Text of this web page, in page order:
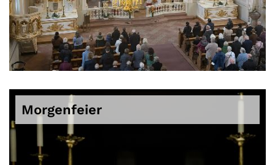
© Joel Schwartz
Morgenfeier